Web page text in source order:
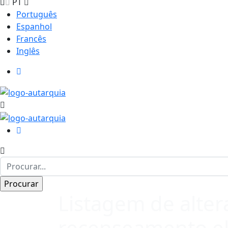
PT
Português
Espanhol
Francês
Inglês